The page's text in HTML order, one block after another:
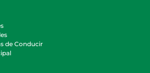
de Conducir